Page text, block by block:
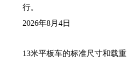
行。
2026年8月4日
13米平板车的标准尺寸和载重